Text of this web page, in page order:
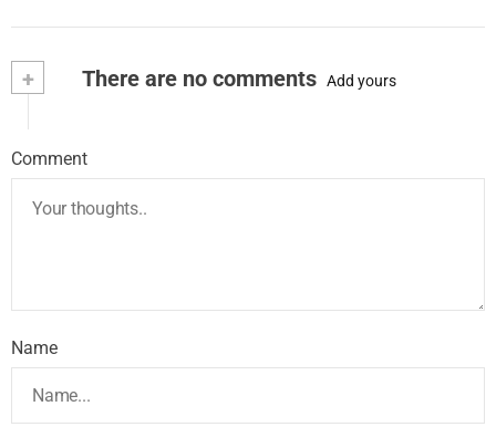
+ There are no comments Add yours
Comment
Name